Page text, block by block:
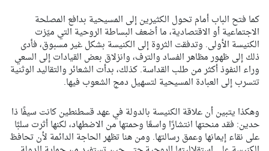
كما فتح الباب أمام تحول الكثيرين إلى المسيحية بدافع المصلحة
الاجتماعية أو الاقتصادية، ما أضعف البساطة الروحية التي ميّزت
الكنيسة الأولى. وتدفقت الثروة إلى الكنيسة بشكل غير مسبوق، فأدى
ذلك إلى ظهور مظاهر الفساد والترف، وانزلاق بعض القيادات إلى السعي
وراء النفوذ أكثر من طلب القداسة. كذلك، بدأت الشعائر والتقاليد الوثنية
تتسرب إلى العبادة المسيحية لتسهيل دمج الشعوب فيها.
وهكذا يتبين أن علاقة الكنيسة بالدولة في عهد قسطنطين كانت سيفًا ذا
حدين: فقد منحتها انتشارًا واسعًا وحمتها من الاضطهاد، لكنها أثرت سلبًا
على نقاء إيمانها وعمق رسالتها. ومن هنا تظهر الحاجة الدائمة لأن تحافظ